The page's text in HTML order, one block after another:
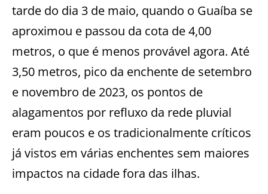
tarde do dia 3 de maio, quando o Guaíba se
aproximou e passou da cota de 4,00
metros, o que é menos provável agora. Até
3,50 metros, pico da enchente de setembro
e novembro de 2023, os pontos de
alagamentos por refluxo da rede pluvial
eram poucos e os tradicionalmente críticos
já vistos em várias enchentes sem maiores
impactos na cidade fora das ilhas.